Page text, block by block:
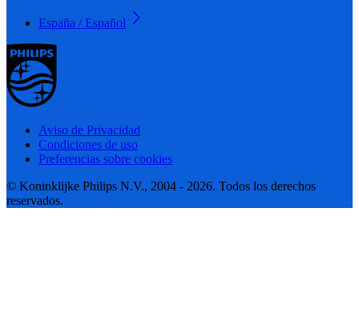
España / Español
Aviso de Privacidad
Condiciones de uso
Preferencias sobre cookies
© Koninklijke Philips N.V., 2004 - 2026. Todos los derechos
reservados.